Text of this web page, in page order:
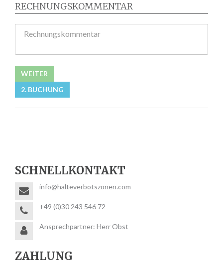
RECHNUNGSKOMMENTAR
Rechnungskommentar
WEITER
2. BUCHUNG
SCHNELLKONTAKT
info@halteverbotszonen.com
+49 (0)30 243 546 72
Ansprechpartner: Herr Obst
ZAHLUNG